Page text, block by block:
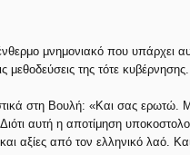
μνημονιακό που υπάρχει
μεθοδεύσεις της τότε κυβέρνησης.
στη Βουλή: «Και σας ερωτώ.
αυτή η αποτίμηση
αξίες από τον ελληνικό λαό.